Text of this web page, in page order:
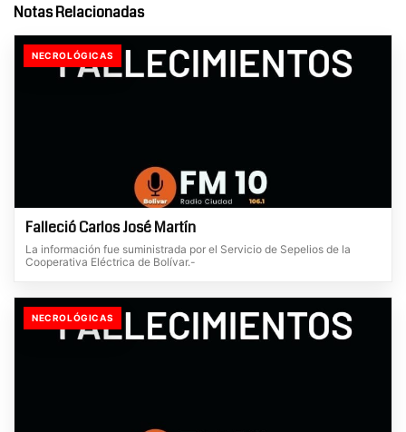
Notas Relacionadas
NECROLÓGICAS
Falleció Carlos José Martín
La información fue suministrada por el Servicio de Sepelios de la
Cooperativa Eléctrica de Bolívar.-
NECROLÓGICAS